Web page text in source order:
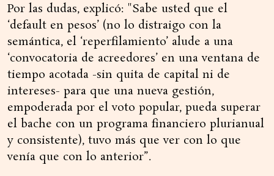
Por las dudas, explicó: "Sabe usted que el
‘default en pesos’ (no lo distraigo con la
semántica, el ‘reperfilamiento’ alude a una
‘convocatoria de acreedores’ en una ventana de
tiempo acotada -sin quita de capital ni de
intereses- para que una nueva gestión,
empoderada por el voto popular, pueda superar
el bache con un programa financiero plurianual
y consistente), tuvo más que ver con lo que
venía que con lo anterior”.